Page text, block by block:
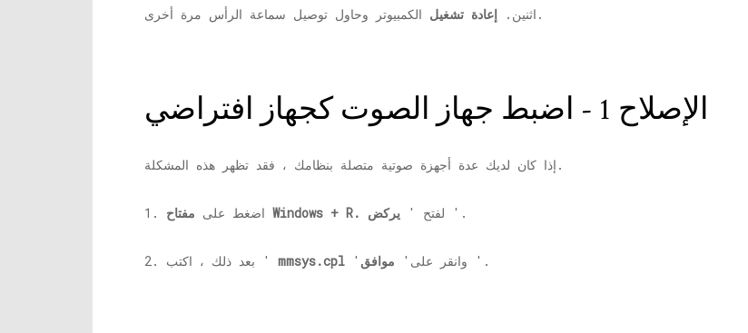
اثنين. إعادة تشغيل الكمبيوتر وحاول توصيل سماعة الرأس مرة أخرى.
الإصلاح 1 - اضبط جهاز الصوت كجهاز افتراضي
إذا كان لديك عدة أجهزة صوتية متصلة بنظامك ، فقد تظهر هذه المشكلة.
1. اضغط على مفتاح Windows + R. لفتح ' يركض '.
2. بعد ذلك ، اكتب ' mmsys.cpl 'وانقر على' موافق '.